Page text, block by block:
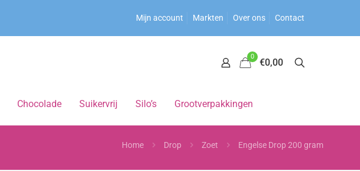
Mijn account Markten Over ons Contact
0
€0,00
Chocolade Suikervrij Silo’s Grootverpakkingen
Home Drop Zoet Engelse Drop 200 gram